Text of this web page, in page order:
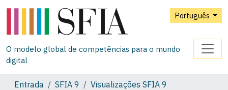
Português
O modelo global de competências para o mundo
digital
Entrada SFIA 9
Visualizações SFIA 9